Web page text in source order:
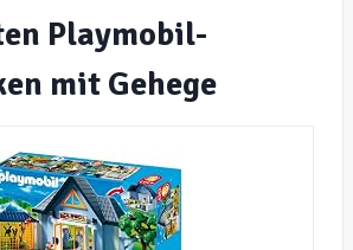
Playmobil-
mit Gehege